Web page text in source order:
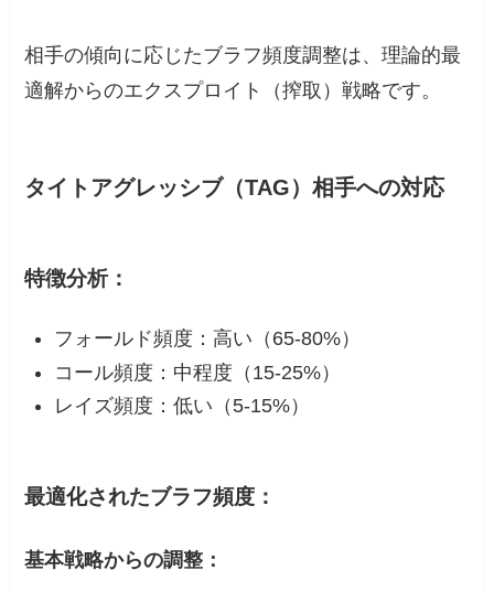
相手の傾向に応じたブラフ頻度調整は、理論的最
適解からのエクスプロイト（搾取）戦略です。
タイトアグレッシブ（TAG）相手への対応
特徴分析：
フォールド頻度：高い（65-80%）
コール頻度：中程度（15-25%）
レイズ頻度：低い（5-15%）
最適化されたブラフ頻度：
基本戦略からの調整：